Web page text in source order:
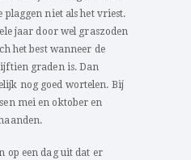
plaggen niet als het vriest.
jaar door wel graszoden
het best wanneer de
graden is. Dan
nog goed wortelen. Bij
mei en oktober en
op een dag uit dat er